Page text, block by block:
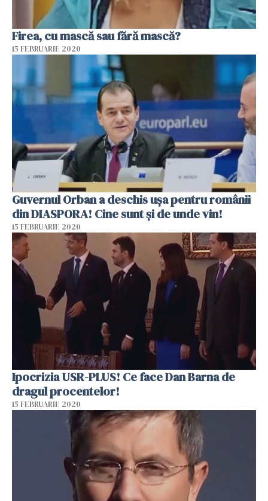
Firea, cu mască sau fără mască?
15 FEBRUARIE 2020
Guvernul Orban a deschis ușa pentru românii
din DIASPORA! Cine sunt și de unde vin!
15 FEBRUARIE 2020
Ipocrizia USR-PLUS! Ce face Dan Barna de
dragul procentelor!
15 FEBRUARIE 2020